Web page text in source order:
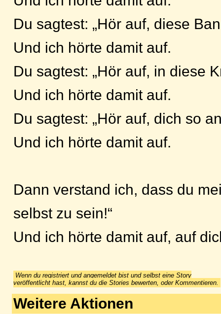
Du sagtest: „Hör auf, diese
Und ich hörte damit auf.
Du sagtest: „Hör auf, in diese
Und ich hörte damit auf.
Du sagtest: „Hör auf, dich so
Und ich hörte damit auf.
Dann verstand ich, dass du
selbst zu sein!“
Und ich hörte damit auf, auf
Wenn du registriert und angemeldet bist und selbst eine Story
veröffentlicht hast, kannst du die Stories bewerten, oder Kommentieren.
Weitere Aktionen